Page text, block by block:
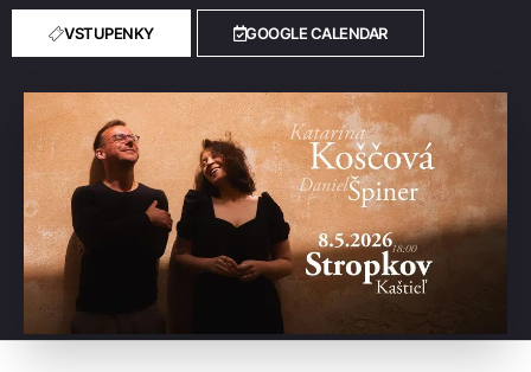
VSTUPENKY GOOGLE CALENDAR